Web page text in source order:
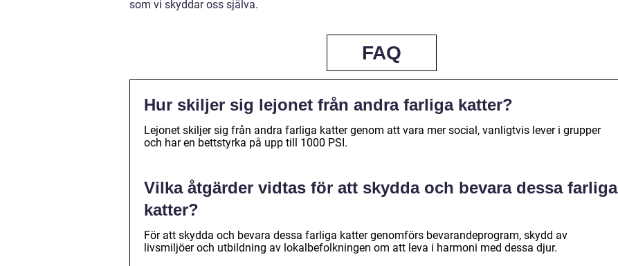
som vi skyddar oss själva.
FAQ
Hur skiljer sig lejonet från andra farliga katter?
Lejonet skiljer sig från andra farliga katter genom att vara mer social, vanligtvis lever i grupper
och har en bettstyrka på upp till 1000 PSI.
Vilka åtgärder vidtas för att skydda och bevara dessa farliga
katter?
För att skydda och bevara dessa farliga katter genomförs bevarandeprogram, skydd av
livsmiljöer och utbildning av lokalbefolkningen om att leva i harmoni med dessa djur.